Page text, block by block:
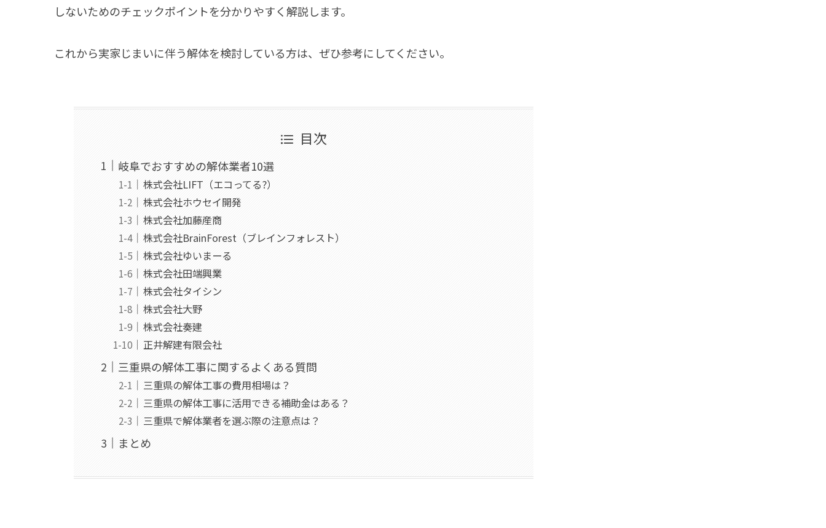
しないためのチェックポイントを分かりやすく解説します。
これから実家じまいに伴う解体を検討している方は、ぜひ参考にしてください。
目次
岐阜でおすすめの解体業者10選
株式会社LIFT（エコってる?）
株式会社ホウセイ開発
株式会社加藤産商
株式会社BrainForest（ブレインフォレスト）
株式会社ゆいまーる
株式会社田端興業
株式会社タイシン
株式会社大野
株式会社奏建
正井解建有限会社
三重県の解体工事に関するよくある質問
三重県の解体工事の費用相場は？
三重県の解体工事に活用できる補助金はある？
三重県で解体業者を選ぶ際の注意点は？
まとめ